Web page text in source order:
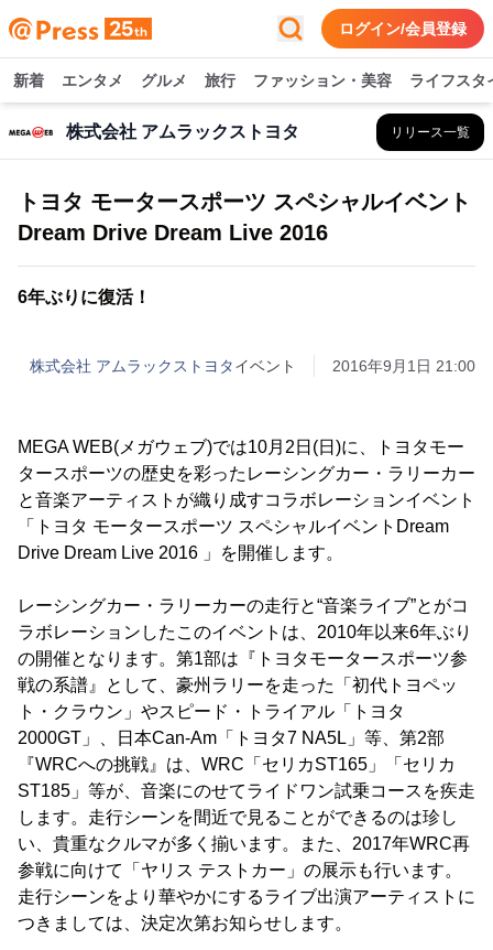
ログイン/会員登録
新着 エンタメ グルメ 旅行 ファッション・美容 ライフスタ
株式会社 アムラックストヨタ リリース一覧
トヨタ モータースポーツ スペシャルイベント
Dream Drive Dream Live 2016
6年ぶりに復活！
株式会社 アムラックストヨタイベント 2016年9月1日 21:00
MEGA WEB(メガウェブ)では10月2日(日)に、トヨタモー
タースポーツの歴史を彩ったレーシングカー・ラリーカー
と音楽アーティストが織り成すコラボレーションイベント
「トヨタ モータースポーツ スペシャルイベントDream
Drive Dream Live 2016 」を開催します。
レーシングカー・ラリーカーの走行と“音楽ライブ”とがコ
ラボレーションしたこのイベントは、2010年以来6年ぶり
の開催となります。第1部は『トヨタモータースポーツ参
戦の系譜』として、豪州ラリーを走った「初代トヨペッ
ト・クラウン」やスピード・トライアル「トヨタ
2000GT」、日本Can-Am「トヨタ7 NA5L」等、第2部
『WRCへの挑戦』は、WRC「セリカST165」「セリカ
ST185」等が、音楽にのせてライドワン試乗コースを疾走
します。走行シーンを間近で見ることができるのは珍し
い、貴重なクルマが多く揃います。また、2017年WRC再
参戦に向けて「ヤリス テストカー」の展示も行います。
走行シーンをより華やかにするライブ出演アーティストに
つきましては、決定次第お知らせします。